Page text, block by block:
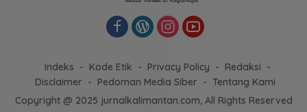
Indeks Kode Etik Privacy Policy
Redaksi
Disclaimer
Pedoman Media Siber
Tentang Kami
Copyright @ 2025 jurnalkalimantan.com, All Rights Reserved